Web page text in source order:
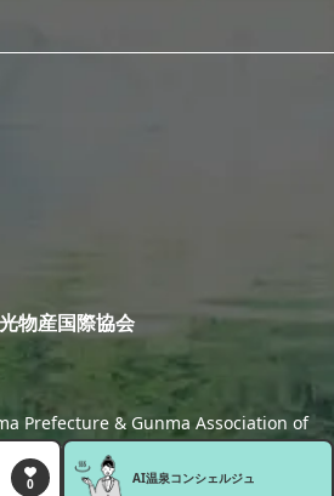
0 AI温泉コンシェルジュ
物産国際協会
Prefecture & Gunma Association of
& International Exchange